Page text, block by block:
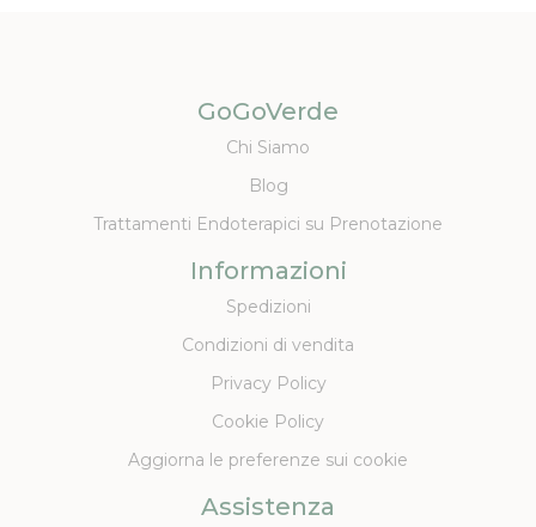
GoGoVerde
Chi Siamo
Blog
Trattamenti Endoterapici su Prenotazione
Informazioni
Spedizioni
Condizioni di vendita
Privacy Policy
Cookie Policy
Aggiorna le preferenze sui cookie
Assistenza